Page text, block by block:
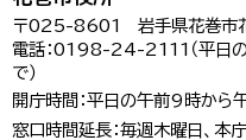
〒025-8601 岩手県花巻市
電話：0198-24-2111（平日
で）
開庁時間：平日の午前9時か
窓口時間延長：毎週木曜日、